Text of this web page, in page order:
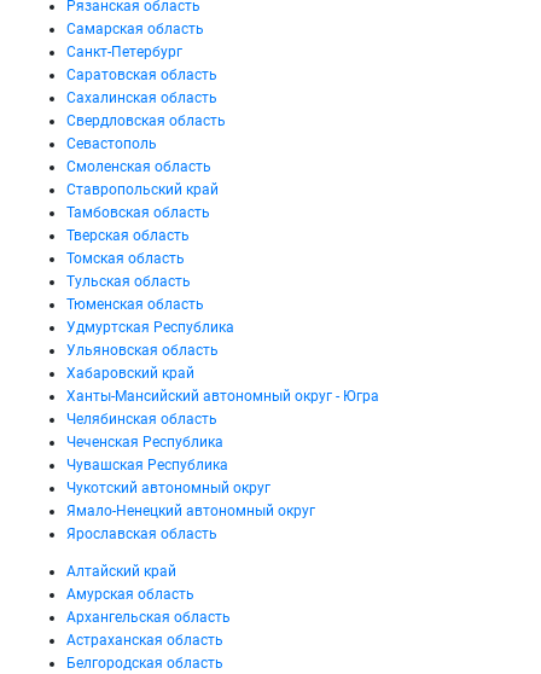
Рязанская область
Самарская область
Санкт-Петербург
Саратовская область
Сахалинская область
Свердловская область
Севастополь
Смоленская область
Ставропольский край
Тамбовская область
Тверская область
Томская область
Тульская область
Тюменская область
Удмуртская Республика
Ульяновская область
Хабаровский край
Ханты-Мансийский автономный округ - Югра
Челябинская область
Чеченская Республика
Чувашская Республика
Чукотский автономный округ
Ямало-Ненецкий автономный округ
Ярославская область
Алтайский край
Амурская область
Архангельская область
Астраханская область
Белгородская область